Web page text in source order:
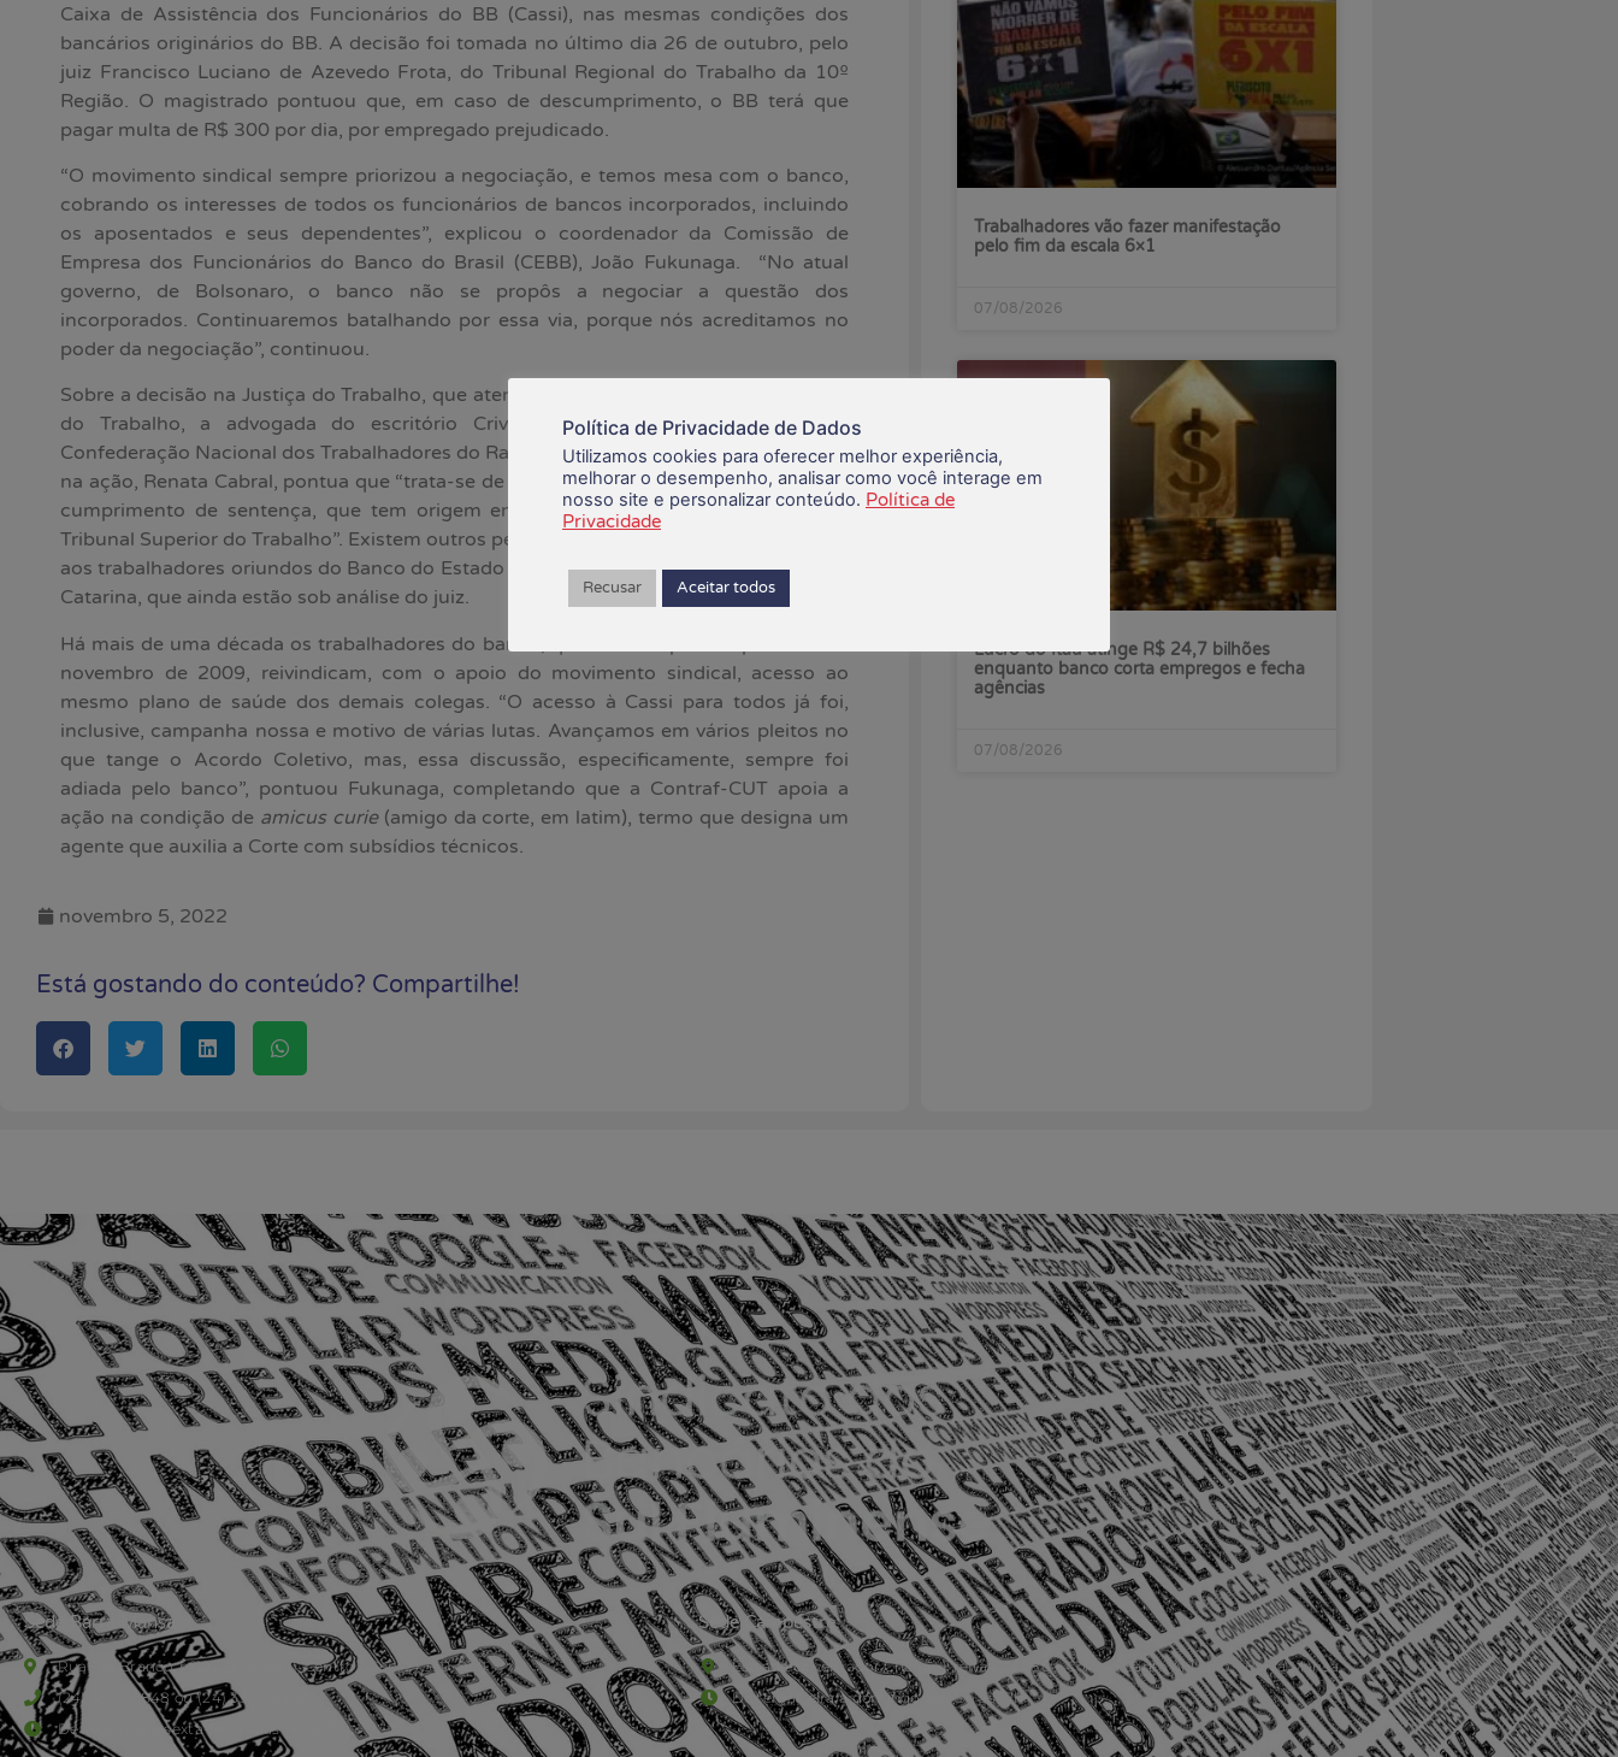
Caixa de Assistência dos Funcionários do BB (Cassi), nas mesmas condições dos
bancários originários do BB. A decisão foi tomada no último dia 26 de outubro, pelo
juiz Francisco Luciano de Azevedo Frota, do Tribunal Regional do Trabalho da 10º
Região. O magistrado pontuou que, em caso de descumprimento, o BB terá que
pagar multa de R$ 300 por dia, por empregado prejudicado.
“O movimento sindical sempre priorizou a negociação, e temos mesa com o banco,
cobrando os interesses de todos os funcionários de bancos incorporados, incluindo
os aposentados e seus dependentes”, explicou o coordenador da Comissão de
Empresa dos Funcionários do Banco do Brasil (CEBB), João Fukunaga. “No atual
governo, de Bolsonaro, o banco não se propôs a negociar a questão dos
incorporados. Continuaremos batalhando por essa via, porque nós acreditamos no
poder da negociação”, continuou.
Sobre a decisão na Justiça do Trabalho, que atende a um pleito do Ministério Público
do Trabalho, a advogada do escritório Crivelli Associados, que representa a
Confederação Nacional dos Trabalhadores do Ramo Financeiro da CUT (Contraf-CUT)
na ação, Renata Cabral, pontua que “trata-se de uma decisão proferida em pedido de
cumprimento de sentença, que tem origem em ação civil pública que tramita no
Tribunal Superior do Trabalho”. Existem outros pedidos de extensão do acesso à Cassi
aos trabalhadores oriundos do Banco do Estado do Piauí e Banco do Estado de Santa
Catarina, que ainda estão sob análise do juiz.
Há mais de uma década os trabalhadores do banco, que foi incorporado pelo BB em
novembro de 2009, reivindicam, com o apoio do movimento sindical, acesso ao
mesmo plano de saúde dos demais colegas. “O acesso à Cassi para todos já foi,
inclusive, campanha nossa e motivo de várias lutas. Avançamos em vários pleitos no
que tange o Acordo Coletivo, mas, essa discussão, especificamente, sempre foi
adiada pelo banco”, pontuou Fukunaga, completando que a Contraf-CUT apoia a
ação na condição de amicus curie(amigo da corte, em latim), termo que designa um
agente que auxilia a Corte com subsídios técnicos.
novembro 5, 2022
Está gostando do conteúdo? Compartilhe!
Trabalhadores vão fazer manifestação
pelo fim da escala 6×1
07/08/2026
Lucro do Itaú atinge R$ 24,7 bilhões
enquanto banco corta empregos e fecha
agências
07/08/2026
Sede Barra Mansa
Rua Rio Branco, nº107 (2º andar), Centro - Cep: 27.330-030
(24) 3323-2848 ou (24) 3323-2500
De segunda à sexta-feira , das 9h às 17h.
Sede Campestre:
Estrada Governador Chagas Freitas – 3.780 – Colônia Santo Antônio – Barra Mansa
De terça-feira a domingo, das 9h às 17h
Política de Privacidade de Dados
Utilizamos cookies para oferecer melhor experiência,
melhorar o desempenho, analisar como você interage em
nosso site e personalizar conteúdo. Política de
Privacidade
Recusar Aceitar todos